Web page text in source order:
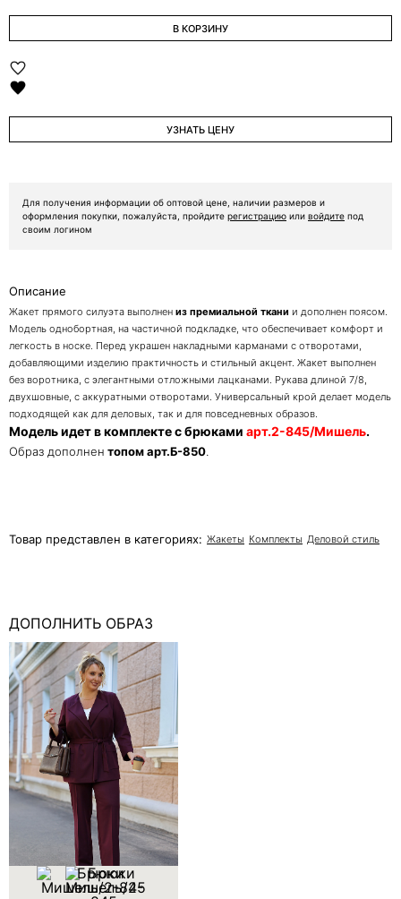
В КОРЗИНУ
УЗНАТЬ ЦЕНУ
Для получения информации об оптовой цене, наличии размеров и
оформления покупки, пожалуйста, пройдите регистрацию или войдите под
своим логином
Описание
Жакет прямого силуэта выполнен из премиальной ткани и дополнен поясом.
Модель однобортная, на частичной подкладке, что обеспечивает комфорт и
легкость в носке. Перед украшен накладными карманами с отворотами,
добавляющими изделию практичность и стильный акцент. Жакет выполнен
без воротника, с элегантными отложными лацканами. Рукава длиной 7/8,
двухшовные, с аккуратными отворотами. Универсальный крой делает модель
подходящей как для деловых, так и для повседневных образов.
Модель идет в комплекте с брюками арт.2-845/Мишель.
Образ дополнен топом арт.Б-850.
Товар представлен в категориях: Жакеты Комплекты Деловой стиль
ДОПОЛНИТЬ ОБРАЗ